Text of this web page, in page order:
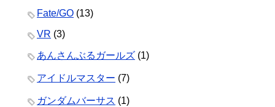
Fate/GO (13)
VR (3)
あんさんぶるガールズ (1)
アイドルマスター (7)
ガンダムバーサス (1)